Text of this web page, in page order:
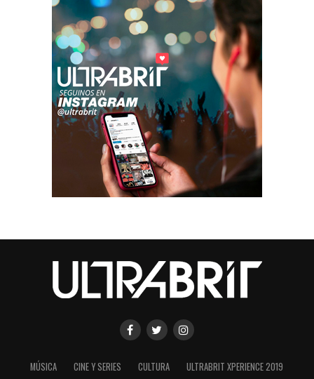
MÚSICA CINE Y SERIES CULTURA
ULTRABRIT XPERIENCE 2019